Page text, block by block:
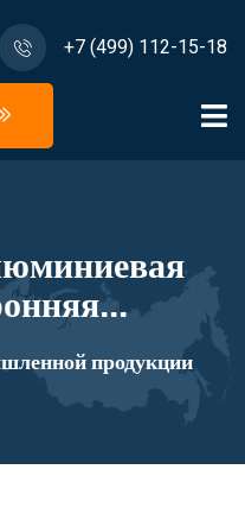
+7 (499) 112-15-18
Новая
1х12
дуга
продукции